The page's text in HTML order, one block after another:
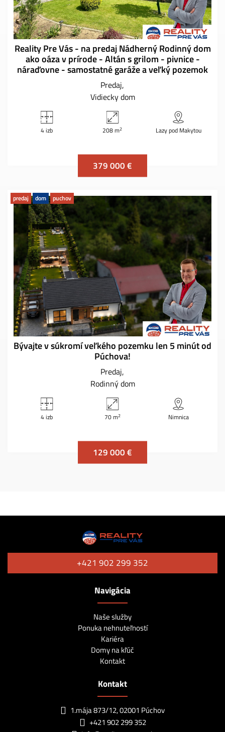
Reality Pre Vás - na predaj Nádherný Rodinný dom
ako oáza v prírode - Altán s grilom - pivnice -
náraďovne - samostatné garáže a veľký pozemok
Predaj
Vidiecky dom
4 izb 208 m2 Lazy pod Makytou
379 000 €
predaj dom puchov
Bývajte v súkromí veľkého pozemku len 5 minút od
Púchova!
Predaj
Rodinný dom
4 izb 70 m2 Nimnica
129 000 €
+421 902 299 352
Navigácia
Naše služby
Ponuka nehnuteľností
Kariéra
Domy na kľúč
Kontakt
Kontakt
1.mája 873/12, 02001 Púchov
+421 902 299 352